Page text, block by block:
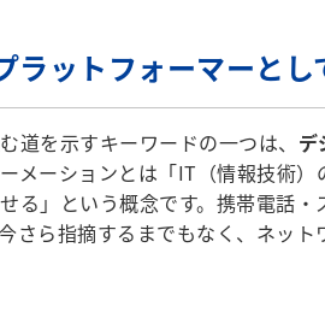
ラットフォーマーと
道を示すキーワードの一つは、 デ
メーションとは「IT（情報技術
る」という概念です。携帯電話
さら指摘するまでもなく、ネッ